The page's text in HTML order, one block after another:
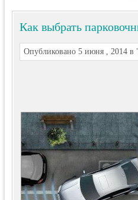
Как выбрать
Опубликовано 5 июня , 2014 в